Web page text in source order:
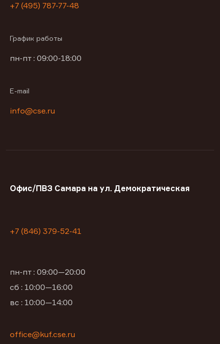
+7 (495) 787-77-48
График работы
пн-пт : 09:00-18:00
E-mail
info@cse.ru
Офис/ПВЗ Самара на ул. Демократическая
+7 (846) 379-52-41
пн-пт : 09:00—20:00
сб : 10:00—16:00
вс : 10:00—14:00
office@kuf.cse.ru